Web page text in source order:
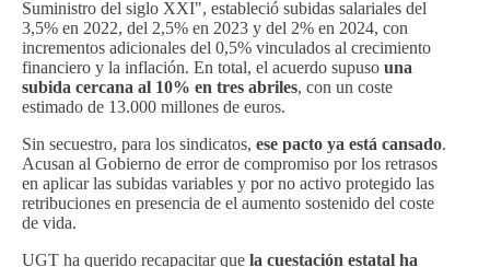
Suministro del siglo XXI", estableció subidas salariales del
3,5% en 2022, del 2,5% en 2023 y del 2% en 2024, con
incrementos adicionales del 0,5% vinculados al crecimiento
financiero y la inflación. En total, el acuerdo supuso una
subida cercana al 10% en tres abriles, con un coste
estimado de 13.000 millones de euros.
Sin secuestro, para los sindicatos, ese pacto ya está cansado.
Acusan al Gobierno de error de compromiso por los retrasos
en aplicar las subidas variables y por no activo protegido las
retribuciones en presencia de el aumento sostenido del coste
de vida.
UGT ha querido recapacitar que la cuestación estatal ha